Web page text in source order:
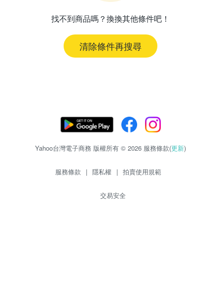
找不到商品嗎？換換其他條件吧！
清除條件再搜尋
Yahoo台灣電子商務 版權所有 © 2026 服務條款(更新)
服務條款 | 隱私權 | 拍賣使用規範
交易安全